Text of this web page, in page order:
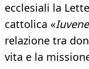
ecclesiali la
cattolica «
relazione tra
vita e la